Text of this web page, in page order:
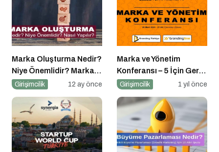
Marka Oluşturma Nedir?
Niye Önemlidir? Marka
Oluşturma Nasıl Yapılır?
Girişimcilik 12 ay önce
Marka ve Yönetim
Konferansı – 5 İçin Geri
Sayım!
Girişimcilik 1 yıl önce